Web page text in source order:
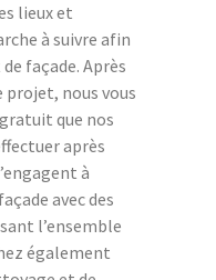
lieux et
à suivre afin
façade. Après
nous vous
que nos
après
à
avec des
l’ensemble
également